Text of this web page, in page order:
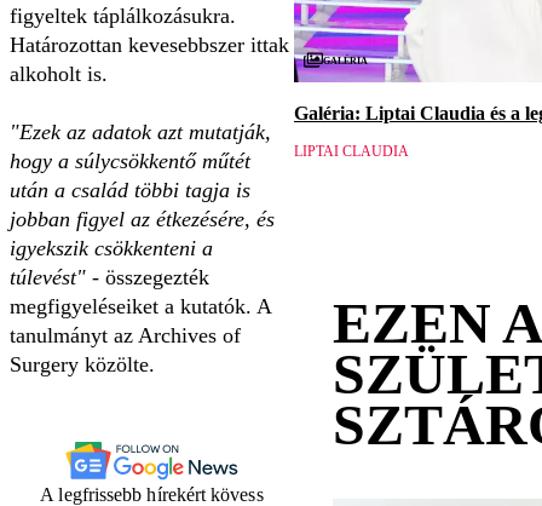
figyeltek táplálkozásukra.
Határozottan kevesebbszer ittak
alkoholt is.
"Ezek az adatok azt mutatják,
hogy a súlycsökkentő műtét
után a család többi tagja is
jobban figyel az étkezésére, és
igyekszik csökkenteni a
túlevést" - összegezték
megfigyeléseiket a kutatók. A
tanulmányt az Archives of
Surgery közölte.
A legfrissebb hírekért kövess
Galéria
Galéria: Liptai Claudia és a
LIPTAI CLAUDIA
EZEN